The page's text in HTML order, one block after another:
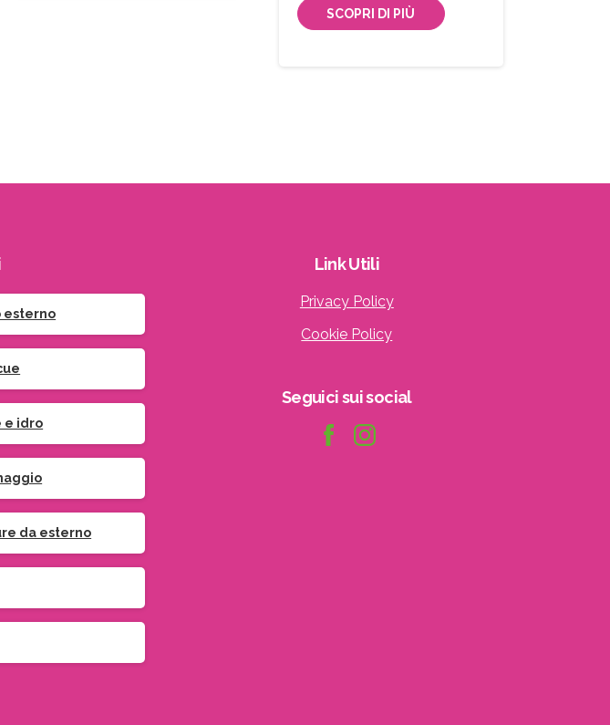
SCOPRI DI PIÙ
esterno
e idro
da esterno
LinkUtili
Privacy Policy
Cookie Policy
Seguicisuisocial